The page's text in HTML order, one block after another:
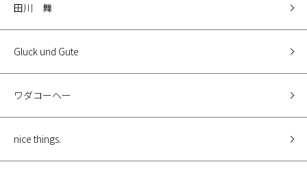
田川 舞
Gluck und Gute
ワダコーヘー
nice things.